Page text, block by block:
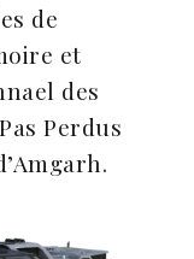
de
et
des
Perdus